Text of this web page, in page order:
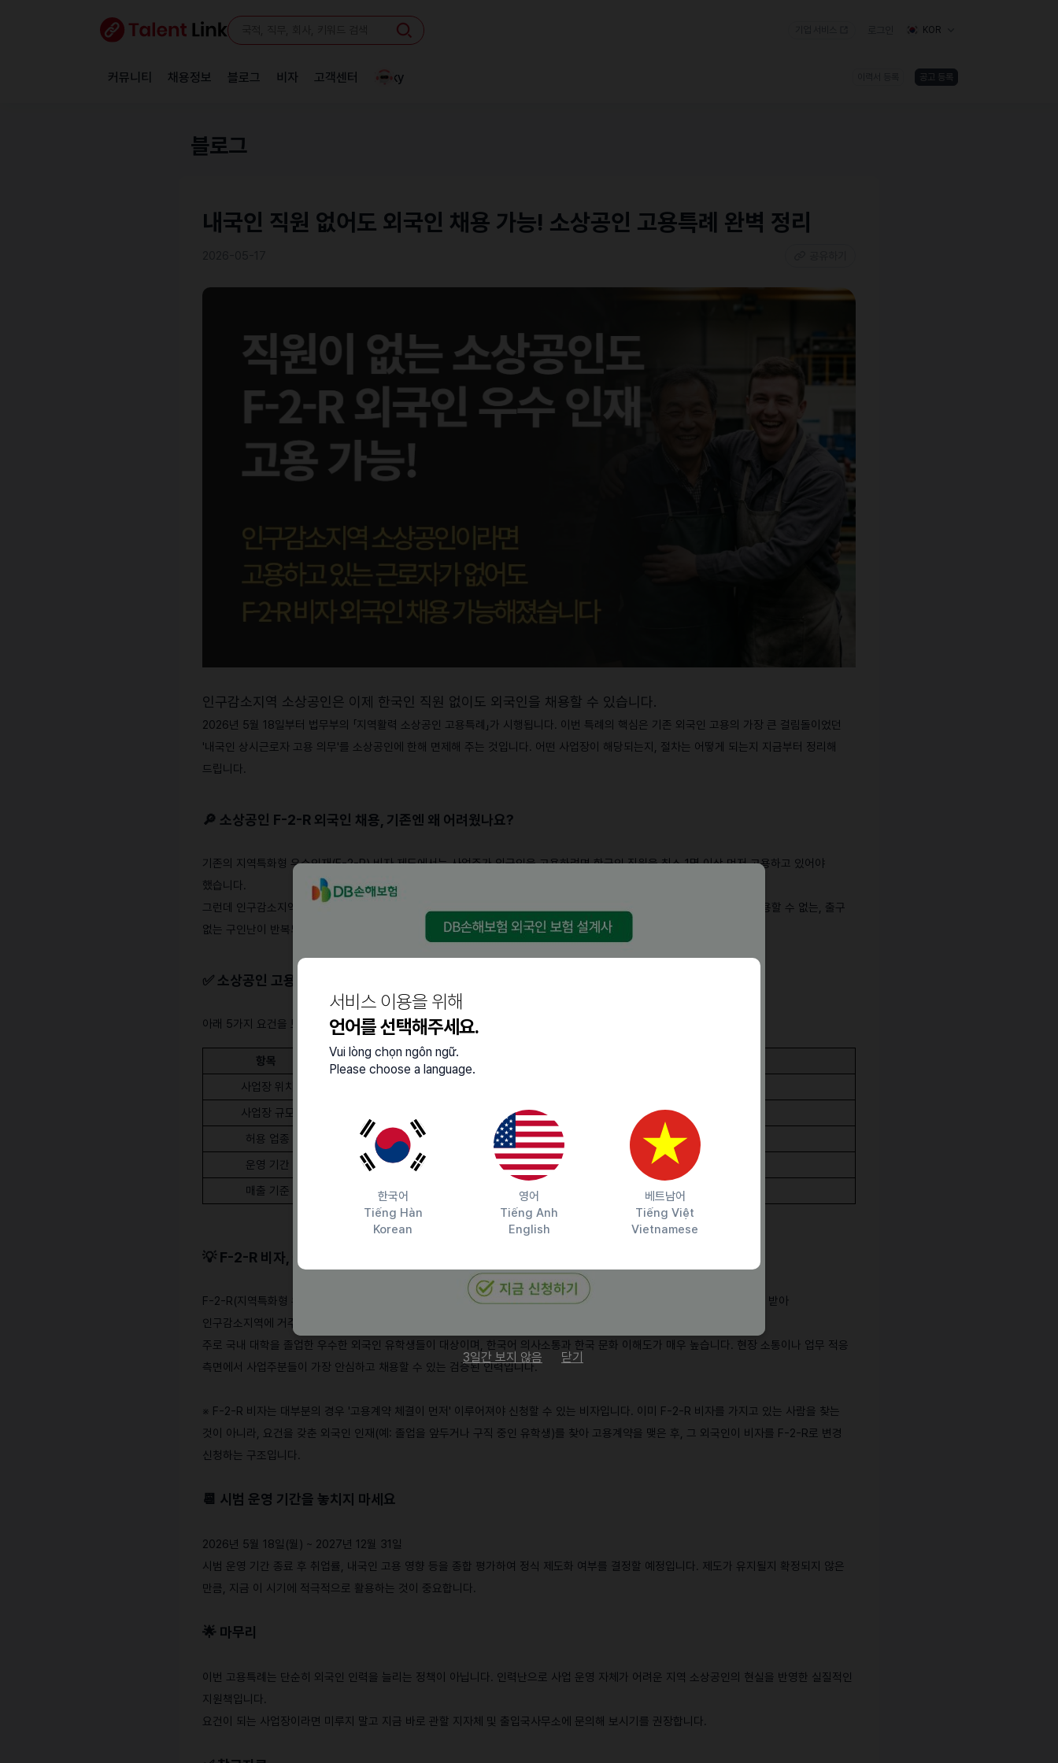
서비스 이용을 위해
언어를 선택해주세요.
Vui lòng chọn ngôn ngữ.
Please choose a language.
한국어
Tiếng Hàn
Korean
영어
Tiếng Anh
English
베트남어
Tiếng Việt
Vietnamese
KOR
커뮤니티 채용정보 블로그 비자 고객센터 Linky 공고 등록
블로그
내국인 직원 없어도 외국인 채용 가능! 소상공인 고용특례 완벽 정리
인구감소지역 소상공인은 이제 한국인 직원 없이도 외국인을 채용할 수 있습니다.
2026년 5월 18일부터 법무부의 「지역활력 소상공인 고용특례」가 시행됩니다. 이번 특례의 핵심은 기존 외국인 고용의 가장 큰 걸림돌이었던
'내국인 상시근로자 고용 의무'를 소상공인에 한해 면제해 주는 것입니다. 어떤 사업장이 해당되는지, 절차는 어떻게 되는지 지금부터 정리해
드립니다.
🔎 소상공인 F-2-R 외국인 채용, 기존엔 왜 어려웠나요?
기존의 지역특화형 우수인재(F-2-R) 비자 제도에서는 사업주가 외국인을 고용하려면 한국인 직원을 최소 1명 이상 먼저 고용하고 있어야
했습니다.
그런데 인구감소지역은 한국인 지원자 자체를 구하기 어려운 상황입니다. 결국 한국인을 구하지 못한 사업장은 외국인도 채용할 수 없는, 출구
없는 구인난이 반복되어 왔습니다.
✅ 소상공인 고용특례 적용 요건 5가지
아래 5가지 요건을 모두 충족해야 이번 특례를 활용할 수 있습니다.
항목
사업장 위치
사업장 규모
상시근로자 10명 미만 소상공인 또는 농업법인
허용 업종
소상공인 : 제조업, 도·소매업, 음식점업 / 농업법인
운영 기간
사업 운영 3년 이상
매출 기준
전년도 매출 1억 원 이상 (2년 평균 1억 원 이상도 인정)
💡F-2-R 비자, 어떤 외국인에게 발급되는 비자인가요?
F-2-R(지역특화형 우수인재) 비자는 학력, 소득, 한국어 능력 등 법무부가 정한 엄격한 기준을 충족하고, 지자체장의 추천을 받아
인구감소지역에 거주하며 취·창업하는 조건으로 발급되는 비자입니다.
주로 국내 대학을 졸업한 우수한 외국인 유학생들이 대상이며, 한국어 의사소통과 한국 문화 이해도가 매우 높습니다. 현장 소통이나 업무 적응
측면에서 사업주분들이 가장 안심하고 채용할 수 있는 검증된 인력입니다.
※ F-2-R 비자는 대부분의 경우 '고용계약 체결이 먼저' 이루어져야 신청할 수 있는 비자입니다. 이미 F-2-R 비자를 가지고 있는 사람을 찾는
것이 아니라, 요건을 갖춘 외국인 인재(예: 졸업을 앞두거나 구직 중인 유학생)를 찾아 고용계약을 맺은 후, 그 외국인이 비자를 F-2-R로 변경
신청하는 구조입니다.
📆 시범 운영 기간을 놓치지 마세요
2026년 5월 18일(월) ~ 2027년 12월 31일
시범 운영 기간 종료 후 취업률, 내국인 고용 영향 등을 종합 평가하여 정식 제도화 여부를 결정할 예정입니다. 제도가 유지될지 확정되지 않은
만큼, 지금 이 시기에 적극적으로 활용하는 것이 중요합니다.
🌟 마무리
이번 고용특례는 단순히 외국인 인력을 늘리는 정책이 아닙니다. 인력난으로 사업 운영 자체가 어려운 지역 소상공인의 현실을 반영한 실질적인
지원책입니다.
요건이 되는 사업장이라면 미루지 말고 지금 바로 관할 지자체 및 출입국사무소에 문의해 보시기를 권장합니다.
3일간 보지 않음 닫기